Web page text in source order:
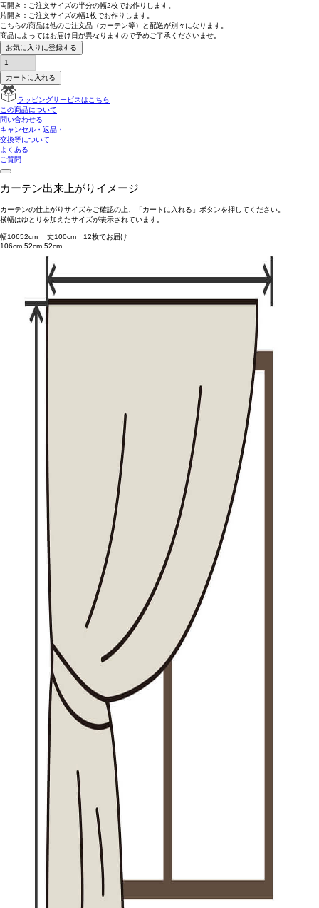
両開き： ご注文サイズの半分の幅2枚でお作りします。
片開き： ご注文サイズの幅1枚でお作りします。
こちらの商品は他のご注文品（カーテン等）と配送が別々 になります。
商品によってはお届け日が異なりますので予めご了承くださいませ。
お気に入りに登録する
カートに入れる
ラッピングサービスはこちら
この商品について
問い合わせる
キャンセル・返品・
交換等について
よくある
ご質問
カーテン出来上がりイメージ
カーテンの仕上がりサイズをご確認の上、「カートに入れる」ボタンを押してください。
横幅はゆとりを加えたサイズが表示されています。
幅10652cm 丈100cm 12枚でお届け
106cm 52cm 52cm